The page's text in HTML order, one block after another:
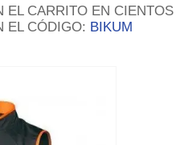
EL CARRITO EN CIENTOS
EL CÓDIGO: BIKUM